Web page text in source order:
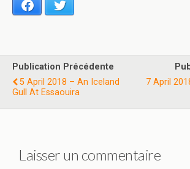
Facebook
Publication Précédente
5 April 2018 – An Iceland
Gull At Essaouira
7 April
Laisser un commentaire